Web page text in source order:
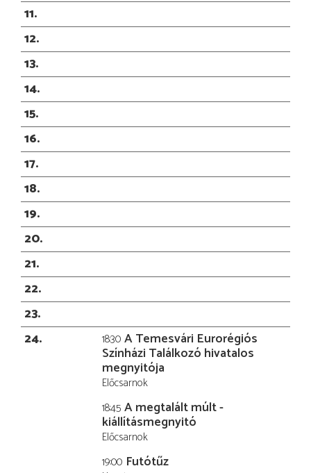
11
12
13
14
15
16
17
18
19
20
21
22
23
24
18:30 A Temesvári Eurorégiós
Színházi Találkozó hivatalos
megnyitója
Előcsarnok
18:45 A megtalált múlt -
kiállításmegnyitó
Előcsarnok
19:00 Futótűz